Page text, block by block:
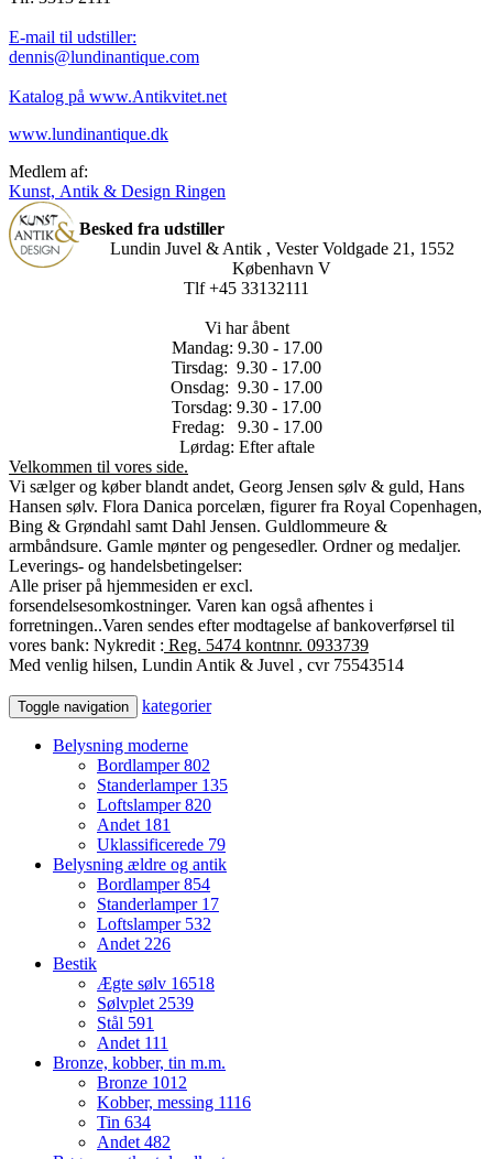
E-mail til udstiller:
dennis@lundinantique.com
Katalog på www.Antikvitet.net
www.lundinantique.dk
Medlem af:
Kunst, Antik & Design Ringen
Besked fra udstiller
Lundin Juvel & Antik , Vester Voldgade 21, 1552
København V
Tlf +45 33132111
Vi har åbent
Mandag: 9.30 - 17.00
Tirsdag: 9.30 - 17.00
Onsdag: 9.30 - 17.00
Torsdag: 9.30 - 17.00
Fredag: 9.30 - 17.00
Lørdag: Efter aftale
Velkommen til vores side.
Vi sælger og køber blandt andet, Georg Jensen sølv & guld, Hans
Hansen sølv. Flora Danica porcelæn, figurer fra Royal Copenhagen,
Bing & Grøndahl samt Dahl Jensen. Guldlommeure &
armbåndsure. Gamle mønter og pengesedler. Ordner og medaljer.
Leverings- og handelsbetingelser:
Alle priser på hjemmesiden er excl.
forsendelsesomkostninger. Varen kan også afhentes i
forretningen..Varen sendes efter modtagelse af bankoverførsel til
vores bank: Nykredit : Reg. 5474 kontnnr. 0933739
Med venlig hilsen, Lundin Antik & Juvel , cvr 75543514
Toggle navigation kategorier
Belysning moderne
Bordlamper802
Standerlamper 135
Loftslamper820
Andet 181
Uklassificerede 79
Belysning ældre og antik
Bordlamper854
Standerlamper 17
Loftslamper 532
Andet 226
Bestik
Ægte sølv 16518
Sølvplet 2539
Stål 591
Andet 111
Bronze, kobber, tin m.m.
Bronze 1012
Kobber, messing 1116
Tin 634
Andet 482